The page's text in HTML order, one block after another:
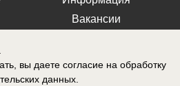
Вакансии
вы даете согласие на обработку
данных.